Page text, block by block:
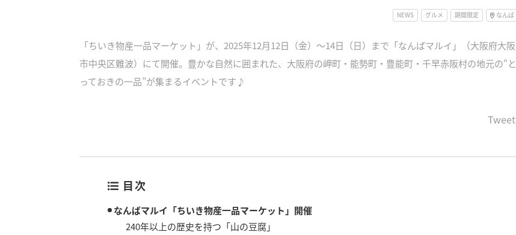
NEWS グルメ 期間限定 なんば
「ちいき物産一品マーケット」が、2025年12月12日（金）～14日（日）まで「なんばマルイ」（大阪府大阪
市中央区難波）にて開催。豊かな自然に囲まれた、大阪府の岬町・能勢町・豊能町・千早赤阪村の地元の“と
っておきの一品”が集まるイベントです♪
Tweet
目次
なんばマルイ「ちいき物産一品マーケット」開催
240年以上の歴史を持つ「山の豆腐」